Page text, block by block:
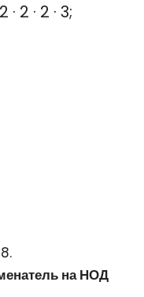
· 2 · 2 · 3;
на НОД